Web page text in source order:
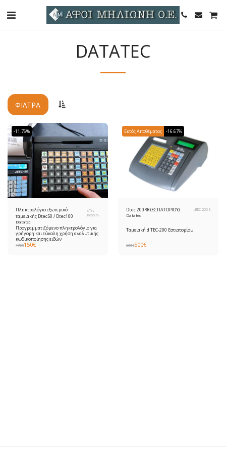
DATATEC
ΦΊΛΤΡΑ
-11.76%
Πληκτρολόγιο εξωτερικό
ταμειακής Dtec50 / Dtec100
dTec
Keyb78
Datatec
Προγραμματιζόμενο πληκτρολόγιο για
γρήγορη και εύκολη χρήση αναλυτικής
κωδικοποίησης ειδών
170€150€
Εκτός Αποθέματος -16.67%
Dtec 200RR (ΕΣΤΙΑΤΟΡΙΟΥ) dTEC-200 E
Datatec
Ταμειακή d TEC-200 Εστιατορίου
600€500€